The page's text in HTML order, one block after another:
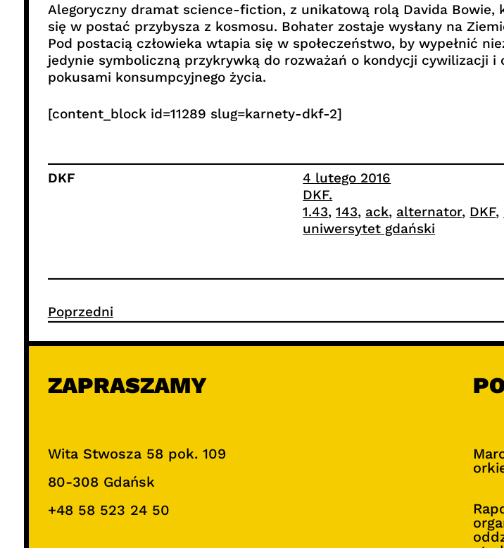
Alegoryczny dramat science-fiction, z unikatową rolą Davida
się w postać przybysza z kosmosu. Bohater zostaje wysłany na
Pod postacią człowieka wtapia się w społeczeństwo, by wypełnić
jedynie symboliczną przykrywką do rozważań o kondycji cywilizacji
pokusami konsumpcyjnego życia.
[content_block id=11289 slug=karnety-dkf-2]
DKF
4 lutego 2016
DKF.
1.43, 143, ack, alternator, DKF,
uniwersytet gdański
Poprzedni
ZAPRASZAMY
Wita Stwosza 58 pok. 109
80-308 Gdańsk
+48 58 523 24 50